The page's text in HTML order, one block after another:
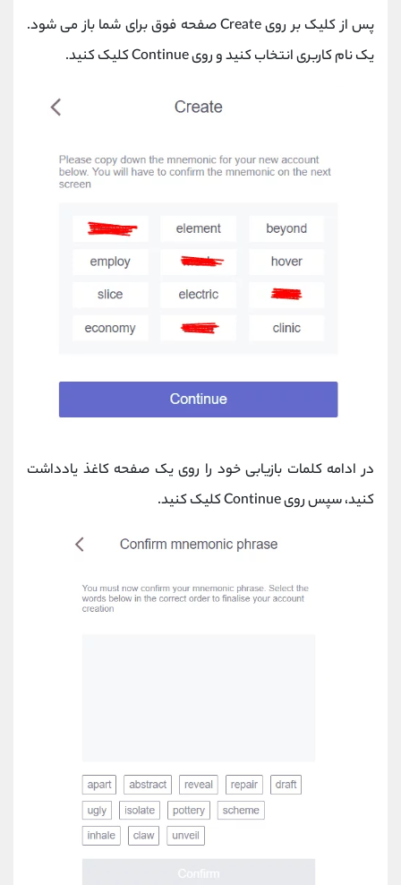
پس از کلیک بر روی Create صفحه فوق برای شما باز می شود.
یک نام کاربری انتخاب کنید و روی Continue کلیک کنید.
در ادامه کلمات بازیابی خود را روی یک صفحه کاغذ یادداشت
کنید، سپس روی Continue کلیک کنید.